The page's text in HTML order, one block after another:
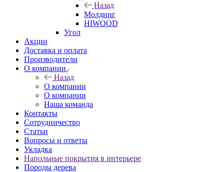
Назад
Молдинг
HIWOOD
Угол
Акции
Доставка и оплата
Производители
О компании
Назад
О компании
О компании
Наша команда
Контакты
Сотрудничество
Статьи
Вопросы и ответы
Укладка
Напольные покрытия в интерьере
Породы дерева